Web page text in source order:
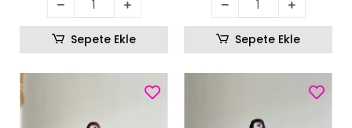
Sepete Ekle Sepete Ekle